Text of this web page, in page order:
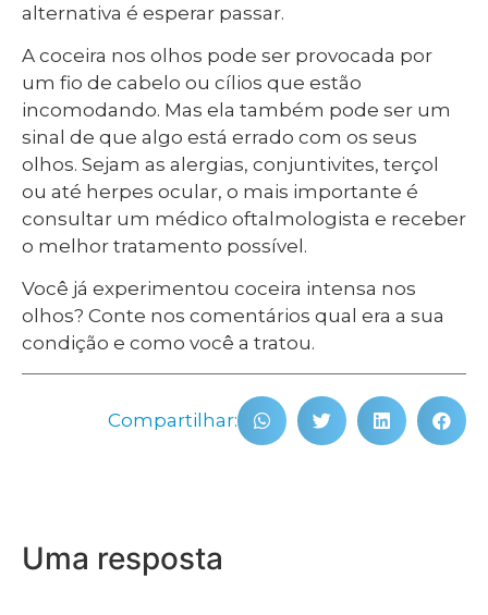
alternativa é esperar passar.
A coceira nos olhos pode ser provocada por
um fio de cabelo ou cílios que estão
incomodando. Mas ela também pode ser um
sinal de que algo está errado com os seus
olhos. Sejam as alergias, conjuntivites, terçol
ou até herpes ocular, o mais importante é
consultar um médico oftalmologista e receber
o melhor tratamento possível.
Você já experimentou coceira intensa nos
olhos? Conte nos comentários qual era a sua
condição e como você a tratou.
Compartilhar:
Uma resposta